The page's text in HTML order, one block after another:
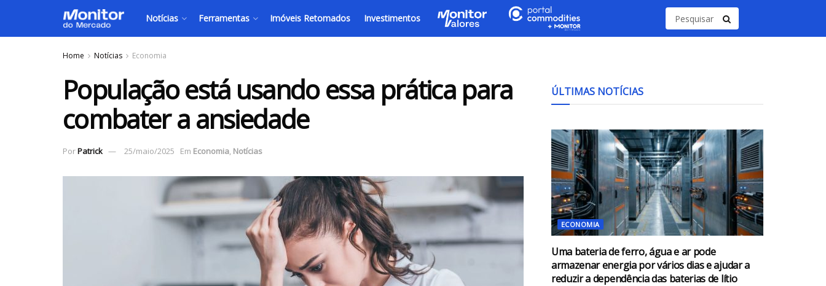
Notícias Ferramentas Imóveis Retomados Investimentos
Home Notícias Economia
População está usando essa prática para
combater a ansiedade
PorPatrick 25/maio/2025 Em Economia, Notícias
ÚLTIMAS NOTÍCIAS
ECONOMIA
Uma bateria de ferro, água e ar pode
armazenar energia por vários dias e ajudar a
reduzir a dependência das baterias de lítio